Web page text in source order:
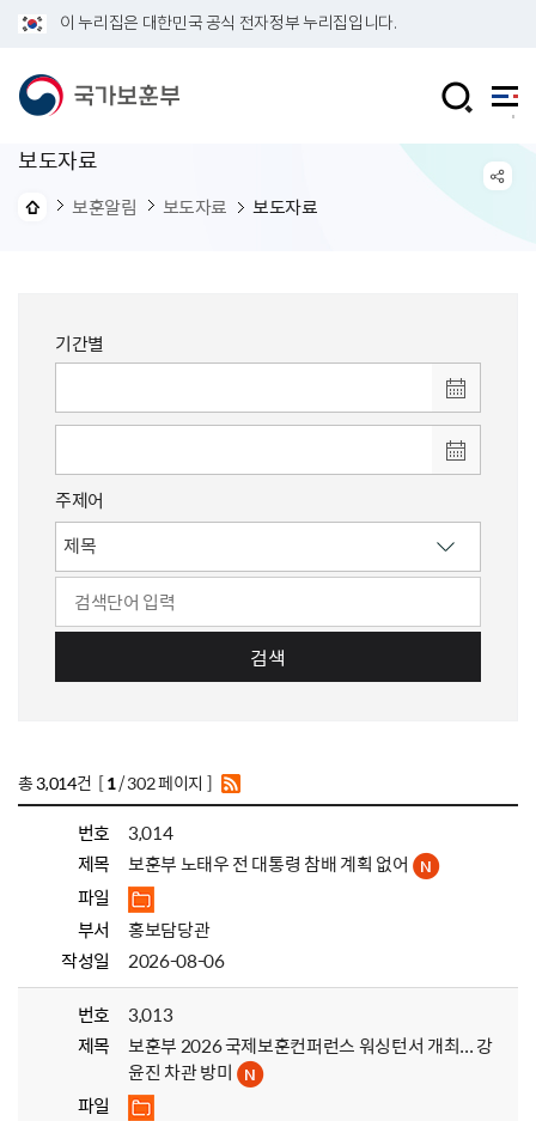
이 누리집은 대한민국 공식 전자정부 누리집입니다.
보도자료
보훈알림 보도자료 보도자료
기간별
주제어
검색
총3,014건 [1/ 302 페이지 ]
번호
3,014
제목
보훈부 노태우 전 대통령 참배 계획 없어
파일
부서
홍보담당관
작성일
2026-08-06
번호
3,013
제목
보훈부 2026 국제보훈컨퍼런스 워싱턴서 개최... 강
윤진 차관 방미
파일